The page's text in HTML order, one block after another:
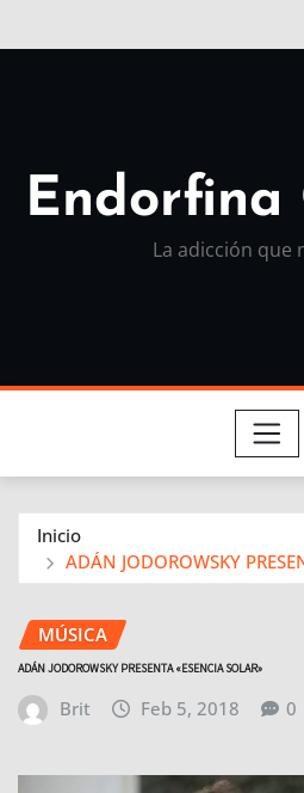
Endorfina
La adicción que
Inicio
ADÁN JODOROWSKY
MÚSICA
ADÁN JODOROWSKY PRESENTA «ESENCIA SOLAR»
Brit Feb 5, 2018 0